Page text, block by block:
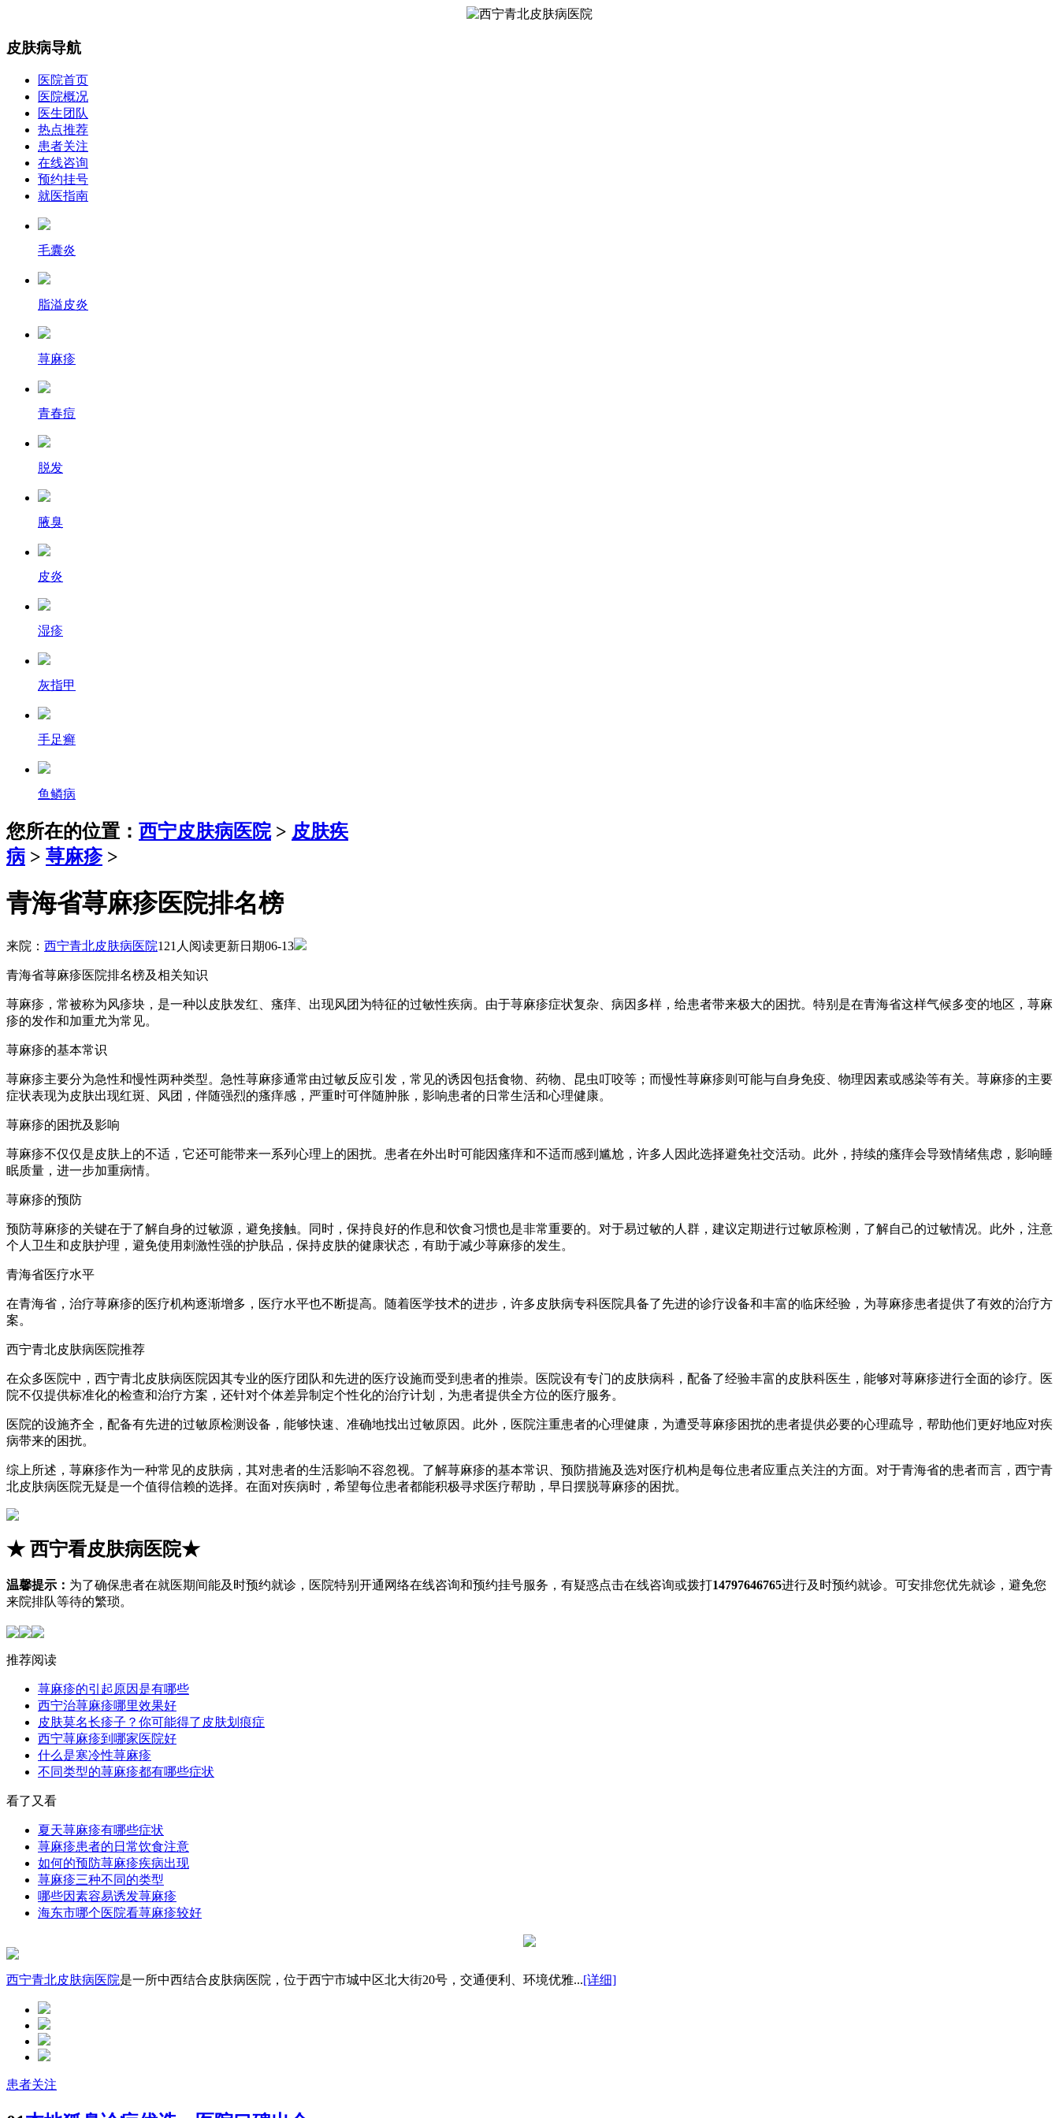
皮肤病导航
医院首页
医院概况
医生团队
热点推荐
患者关注
在线咨询
预约挂号
就医指南
毛囊炎
脂溢皮炎
荨麻疹
青春痘
脱发
腋臭
皮炎
湿疹
灰指甲
手足癣
鱼鳞病
您所在的位置： 西宁皮肤病医院> 皮肤疾
病 > 荨麻疹>
青海省荨麻疹医院排名榜
来院： 西宁青北皮肤病医院121人阅读更新日期06-13
青海省荨麻疹医院排名榜及相关知识
荨麻疹，常被称为风疹块，是一种以皮肤发红、瘙痒、出现风团为特征的过敏性疾病。由于荨麻疹症状复杂、病因多样，给患者带来极大的困扰。特别是在青海省这样气候多变的地区，荨麻
疹的发作和加重尤为常见。
荨麻疹的基本常识
荨麻疹主要分为急性和慢性两种类型。急性荨麻疹通常由过敏反应引发，常见的诱因包括食物、药物、昆虫叮咬等；而慢性荨麻疹则可能与自身免疫、物理因素或感染等有关。荨麻疹的主要
症状表现为皮肤出现红斑、风团，伴随强烈的瘙痒感，严重时可伴随肿胀，影响患者的日常生活和心理健康。
荨麻疹的困扰及影响
荨麻疹不仅仅是皮肤上的不适，它还可能带来一系列心理上的困扰。患者在外出时可能因瘙痒和不适而感到尴尬，许多人因此选择避免社交活动。此外，持续的瘙痒会导致情绪焦虑，影响睡
眠质量，进一步加重病情。
荨麻疹的预防
预防荨麻疹的关键在于了解自身的过敏源，避免接触。同时，保持良好的作息和饮食习惯也是非常重要的。对于易过敏的人群，建议定期进行过敏原检测，了解自己的过敏情况。此外，注意
个人卫生和皮肤护理，避免使用刺激性强的护肤品，保持皮肤的健康状态，有助于减少荨麻疹的发生。
青海省医疗水平
在青海省，治疗荨麻疹的医疗机构逐渐增多，医疗水平也不断提高。随着医学技术的进步，许多皮肤病专科医院具备了先进的诊疗设备和丰富的临床经验，为荨麻疹患者提供了有效的治疗方
案。
西宁青北皮肤病医院推荐
在众多医院中，西宁青北皮肤病医院因其专业的医疗团队和先进的医疗设施而受到患者的推崇。医院设有专门的皮肤病科，配备了经验丰富的皮肤科医生，能够对荨麻疹进行全面的诊疗。医
院不仅提供标准化的检查和治疗方案，还针对个体差异制定个性化的治疗计划，为患者提供全方位的医疗服务。
医院的设施齐全，配备有先进的过敏原检测设备，能够快速、准确地找出过敏原因。此外，医院注重患者的心理健康，为遭受荨麻疹困扰的患者提供必要的心理疏导，帮助他们更好地应对疾
病带来的困扰。
综上所述，荨麻疹作为一种常见的皮肤病，其对患者的生活影响不容忽视。了解荨麻疹的基本常识、预防措施及选对医疗机构是每位患者应重点关注的方面。对于青海省的患者而言，西宁青
北皮肤病医院无疑是一个值得信赖的选择。在面对疾病时，希望每位患者都能积极寻求医疗帮助，早日摆脱荨麻疹的困扰。
★西宁看皮肤病医院★
温馨提示： 为了确保患者在就医期间能及时预约就诊，医院特别开通网络在线咨询和预约挂号服务，有疑惑点击在线咨询或拨打14797646765进行及时预约就诊。可安排您优先就诊，避免您
来院排队等待的繁琐。
推荐阅读
荨麻疹的引起原因是有哪些
西宁治荨麻疹哪里效果好
皮肤莫名长疹子？你可能得了皮肤划痕症
西宁荨麻疹到哪家医院好
什么是寒冷性荨麻疹
不同类型的荨麻疹都有哪些症状
看了又看
夏天荨麻疹有哪些症状
荨麻疹患者的日常饮食注意
如何的预防荨麻疹疾病出现
荨麻疹三种不同的类型
哪些因素容易诱发荨麻疹
海东市哪个医院看荨麻疹较好
西宁青北皮肤病医院是一所中西结合皮肤病医院，位于西宁市城中区北大街20号，交通便利、环境优雅...[详细]
患者关注